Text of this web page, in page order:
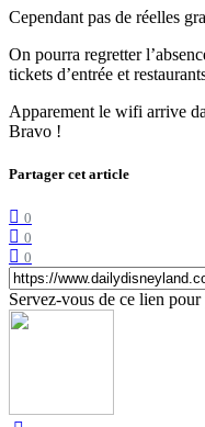
Cependant pas de réelles
On pourra regretter
tickets d’entrée et
Apparement le wifi arrive
Bravo !
Partager cet article
0
0
0
Servez-vous de ce lien